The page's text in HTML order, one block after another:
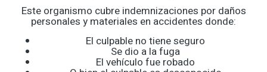
Este organismo cubre indemnizaciones por daños
personales y materiales en accidentes donde:
El culpable no tiene seguro
Se dio a la fuga
El vehículo fue robado